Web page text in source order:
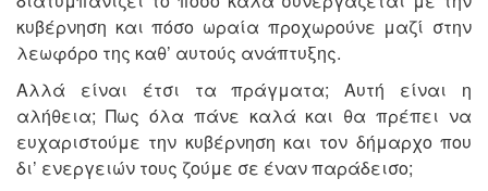
κυβέρνηση και πόσο ωραία προχωρούνε μαζί στην
λεωφόρο της καθ’ αυτούς ανάπτυξης.
Αλλά είναι έτσι τα πράγματα; Αυτή είναι η
αλήθεια; Πως όλα πάνε καλά και θα πρέπει να
ευχαριστούμε την κυβέρνηση και τον δήμαρχο που
δι’ ενεργειών τους ζούμε σε έναν παράδεισο;